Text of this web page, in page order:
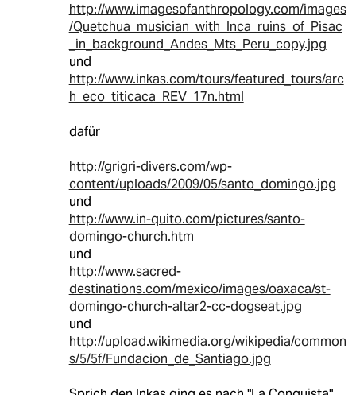
http://www.imagesofanthropology.com/images
/Quetchua_musician_with_Inca_ruins_of_Pisac
_in_background_Andes_Mts_Peru_copy.jpg
und
http://www.inkas.com/tours/featured_tours/arc
h_eco_titicaca_REV_17n.html
dafür
http://grigri-divers.com/wp-
content/uploads/2009/05/santo_domingo.jpg
und
http://www.in-quito.com/pictures/santo-
domingo-church.htm
und
http://www.sacred-
destinations.com/mexico/images/oaxaca/st-
domingo-church-altar2-cc-dogseat.jpg
und
http://upload.wikimedia.org/wikipedia/common
s/5/5f/Fundacion_de_Santiago.jpg